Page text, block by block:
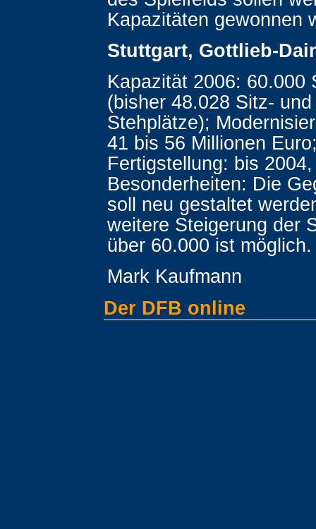
Kapazitäten gewonnen
Stuttgart, Gottlieb-
Kapazität 2006: 60.000
(bisher 48.028 Sitz-
Stehplätze);
41 bis 56 Millionen
Fertigstellung: bis 2004,
Besonderheiten: Die
soll neu gestaltet
weitere Steigerung der
über 60.000 ist möglich.
Mark Kaufmann
Der DFB online